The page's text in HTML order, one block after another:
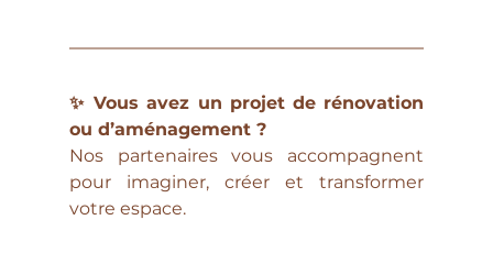
✨ Vous avez un projet de rénovation
ou d’aménagement ?
Nos partenaires vous accompagnent
pour imaginer, créer et transformer
votre espace.